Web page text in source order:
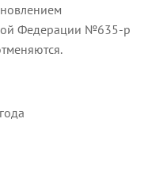
Федерации №635-p